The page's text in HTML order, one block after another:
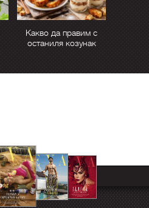
Какво да правим с
останиля козунак